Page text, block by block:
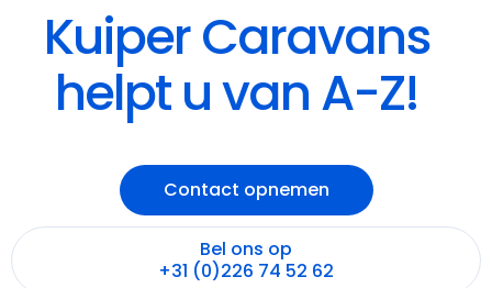
Kuiper Caravans
helpt u van A-Z!
Contact opnemen
Bel ons op
+31 (0)226 74 52 62